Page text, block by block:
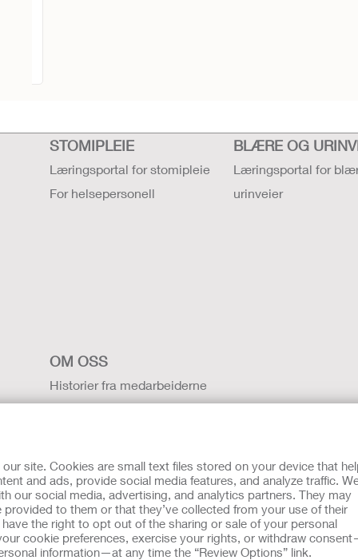
site. Cookies are small text files stored on your device that
and ads, provide social media features, and analyze traffic.
our social media, advertising, and analytics partners. They may
to them or that they’ve collected from your use of their
the right to opt out of the sharing or sale of your personal
cookie preferences, exercise your rights, or withdraw
information—at any time the “Review Options” link.
STOMIPLEIE
Læringsportal for stomipleie
For helsepersonell
BLÆRE OG
Læringsportal for
urinveier
OM OSS
Historier fra medarbeiderne
Karrieremuligheter
Hollisters historie
Nyheter og arrangementer
engelsk)Informasjonskapsler Åpenhetslov ErklæringEU Varsling til
for råd fra lege eller annen leverandør av helsetjenester.